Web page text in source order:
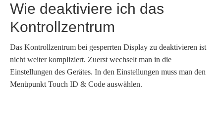
Wie deaktiviere ich das
Kontrollzentrum
Das Kontrollzentrum bei gesperrten Display zu deaktivieren ist
nicht weiter kompliziert. Zuerst wechselt man in die
Einstellungen des Gerätes. In den Einstellungen muss man den
Menüpunkt Touch ID & Code auswählen.